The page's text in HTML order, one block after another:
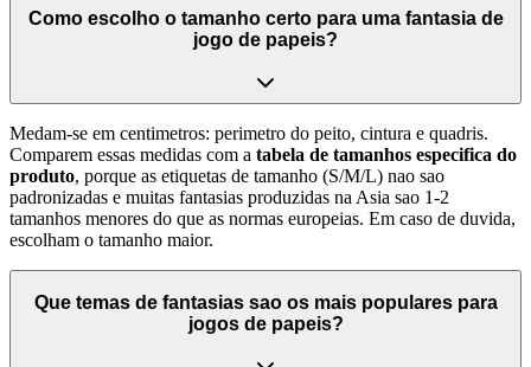
Como escolho o tamanho certo para uma fantasia de
jogo de papeis?
Medam-se em centimetros: perimetro do peito, cintura e quadris.
Comparem essas medidas com a tabela de tamanhos especifica do
produto, porque as etiquetas de tamanho (S/M/L) nao sao
padronizadas e muitas fantasias produzidas na Asia sao 1-2
tamanhos menores do que as normas europeias. Em caso de duvida,
escolham o tamanho maior.
Que temas de fantasias sao os mais populares para
jogos de papeis?